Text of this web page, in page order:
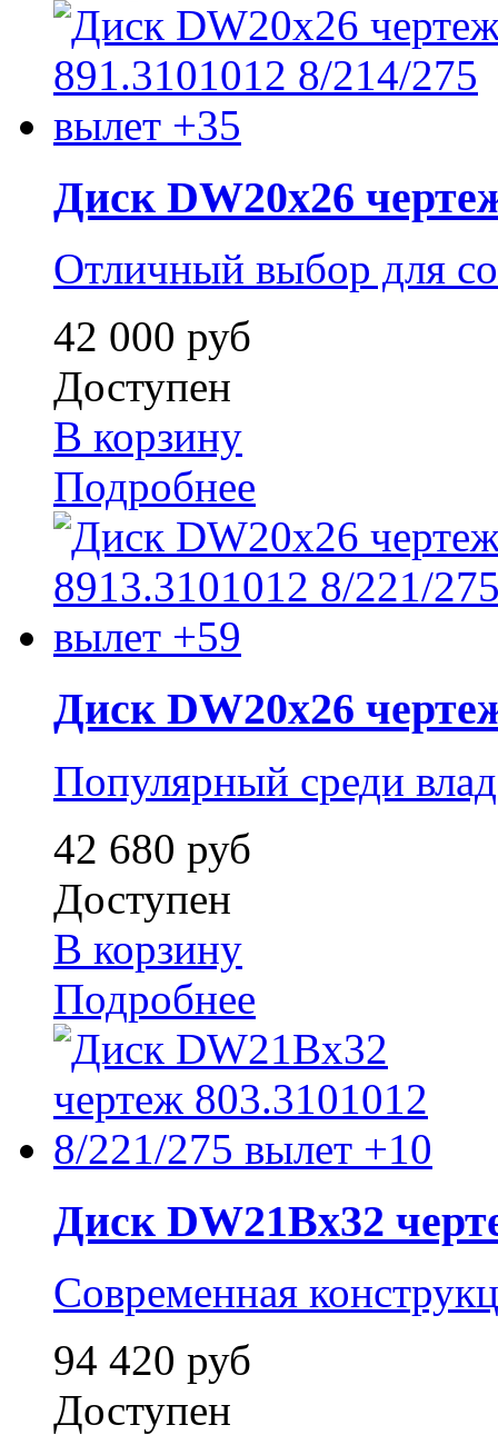
Диск DW20x26
Отличный выбор для
42 000 руб
Доступен
В корзину
Подробнее
Диск DW20x26
Популярный среди
42 680 руб
Доступен
В корзину
Подробнее
Диск DW21Bx32
Современная
94 420 руб
Доступен